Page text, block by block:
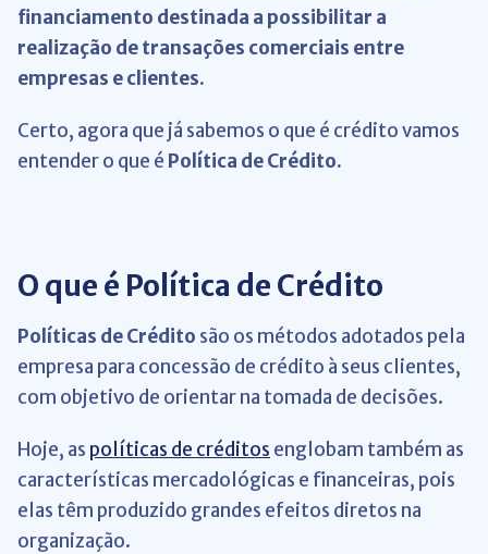
financiamento destinada a possibilitar a
realização de transações comerciais entre
empresas e clientes.
Certo, agora que já sabemos o que é crédito vamos
entender o que é Política de Crédito.
O que é Política de Crédito
Políticas de Crédito são os métodos adotados pela
empresa para concessão de crédito à seus clientes,
com objetivo de orientar na tomada de decisões.
Hoje, as políticas de créditos englobam também as
características mercadológicas e financeiras, pois
elas têm produzido grandes efeitos diretos na
organização.